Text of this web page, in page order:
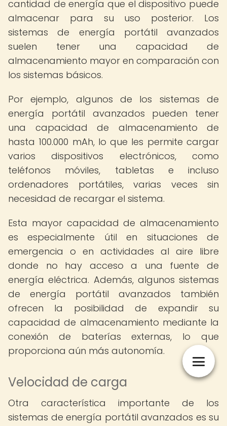
cantidad de energía que el dispositivo puede
almacenar para su uso posterior. Los
sistemas de energía portátil avanzados
suelen tener una capacidad de
almacenamiento mayor en comparación con
los sistemas básicos.
Por ejemplo, algunos de los sistemas de
energía portátil avanzados pueden tener
una capacidad de almacenamiento de
hasta 100.000 mAh, lo que les permite cargar
varios dispositivos electrónicos, como
teléfonos móviles, tabletas e incluso
ordenadores portátiles, varias veces sin
necesidad de recargar el sistema.
Esta mayor capacidad de almacenamiento
es especialmente útil en situaciones de
emergencia o en actividades al aire libre
donde no hay acceso a una fuente de
energía eléctrica. Además, algunos sistemas
de energía portátil avanzados también
ofrecen la posibilidad de expandir su
capacidad de almacenamiento mediante la
conexión de baterías externas, lo que
proporciona aún más autonomía.
Velocidad de carga
Otra característica importante de los
sistemas de energía portátil avanzados es su